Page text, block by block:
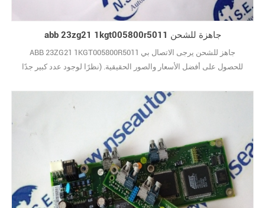
abb 23zg21 1kgt005800r5011 جاهزة للشحن
ABB 23ZG21 1KGT005800R5011 جاهز للشحن يرجى الاتصال بي
للحصول على أفضل الأسعار والصور الحقيقية. (نظرًا لوجود عدد كبير جدًا
الحزمة الأصلية يغطيها ضمان سنة واحدة10